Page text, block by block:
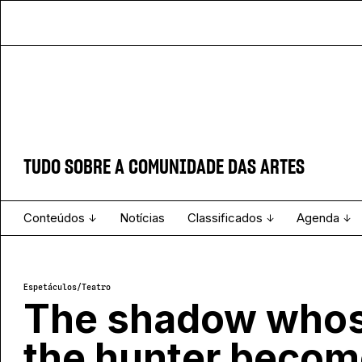
TUDO SOBRE A COMUNIDADE DAS ARTES
Conteúdos Notícias Classificados Agenda
Espetáculos/Teatro
The shadow